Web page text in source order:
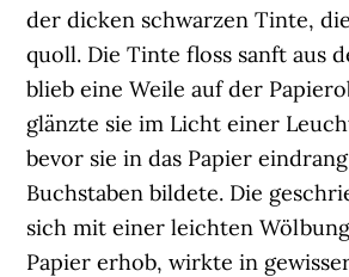
der dicken schwarzen Tinte,
quoll. Die Tinte floss sanft aus
blieb eine Weile auf der
glänzte sie im Licht einer
bevor sie in das Papier
Buchstaben bildete. Die
sich mit einer leichten
Papier erhob, wirkte in